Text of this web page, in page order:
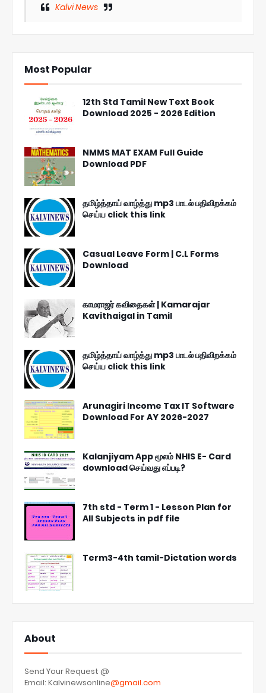
Kalvi News
Most Popular
12th Std Tamil New Text Book
Download 2025 - 2026 Edition
NMMS MAT EXAM Full Guide
Download PDF
தமிழ்த்தாய் வாழ்த்து mp3 பாடல் பதிவிறக்கம்
செய்ய click this link
Casual Leave Form | C.L Forms
Download
காமராஜர் கவிதைகள் | Kamarajar
Kavithaigal in Tamil
தமிழ்த்தாய் வாழ்த்து mp3 பாடல் பதிவிறக்கம்
செய்ய click this link
Arunagiri Income Tax IT Software
Download For AY 2026-2027
Kalanjiyam App மூலம் NHIS E- Card
download செய்வது எப்படி?
7th std - Term 1 - Lesson Plan for
All Subjects in pdf file
Term3-4th tamil-Dictation words
About
Send Your Request @
Email: Kalvinewsonline@gmail.com